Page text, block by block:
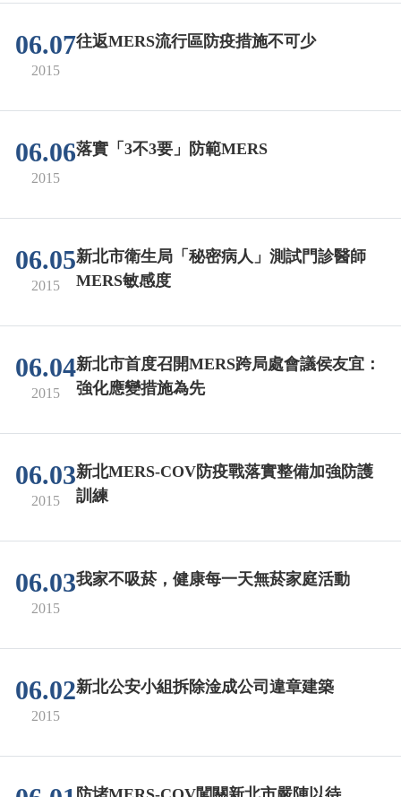
06.07
2015
往返MERS流行區防疫措施不可少
06.06
2015
落實「3不3要」防範MERS
06.05
2015
新北市衛生局「秘密病人」測試門診醫師
MERS敏感度
06.04
2015
新北市首度召開MERS跨局處會議侯友宜：
強化應變措施為先
06.03
2015
新北MERS-COV防疫戰落實整備加強防護
訓練
06.03
2015
我家不吸菸，健康每一天無菸家庭活動
06.02
2015
新北公安小組拆除淦成公司違章建築